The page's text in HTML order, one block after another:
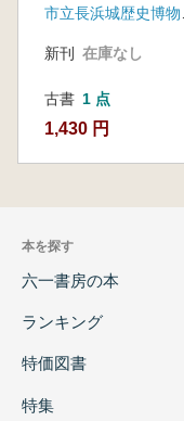
新刊 在庫なし
古書 1 点
1,430 円
本を探す
六一書房の本
ランキング
特価図書
特集